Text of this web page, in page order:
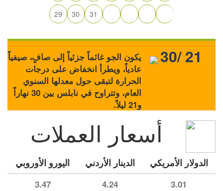
29 30 31
يكون الجو غائماً جزئياً إلى صافٍ، صيفياً
عادياً، ويطرأ انخفاض على درجات
الحرارة لتبقى حول معدلها السنوي
العام، وتتراوح في نابلس بين 30 نهاراً
و21 ليلاً.
30/ 21
أسعار العملات
الدولار الأمريكي الدينار الأردني اليورو الأوروبي
3.01
4.24
3.47